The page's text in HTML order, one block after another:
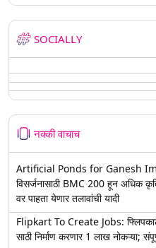
SOCIALLY
नक्की वाचाच
Artificial Ponds for Ganesh
विसर्जनासाठी BMC 200 हून अधिक
वर पाहता येणार तलावांची यादी
Flipkart To Create Jobs:
साठी निर्माण करणार 1 लाख नोकऱ्या;